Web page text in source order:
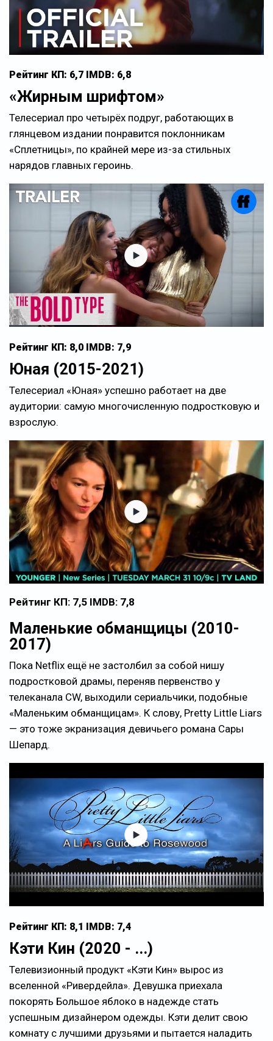
Рейтинг КП: 6,7 IMDB: 6,8
«Жирным шрифтом»
Телесериал про четырёх подруг, работающих в
глянцевом издании понравится поклонникам
«Сплетницы», по крайней мере из-за стильных
нарядов главных героинь.
Рейтинг КП: 8,0 IMDB: 7,9
Юная (2015-2021)
Телесериал «Юная» успешно работает на две
аудитории: самую многочисленную подростковую и
взрослую.
Рейтинг КП: 7,5 IMDB: 7,8
Маленькие обманщицы (2010-
2017)
Пока Netflix ещё не застолбил за собой нишу
подростковой драмы, переняв первенство у
телеканала CW, выходили сериальчики, подобные
«Маленьким обманщицам». К слову, Pretty Little Liars
— это тоже экранизация девичьего романа Сары
Шепард.
Рейтинг КП: 8,1 IMDB: 7,4
Кэти Кин (2020 - ...)
Телевизионный продукт «Кэти Кин» вырос из
вселенной «Ривердейла». Девушка приехала
покорять Большое яблоко в надежде стать
успешным дизайнером одежды. Кэти делит свою
комнату с лучшими друзьями и пытается наладить